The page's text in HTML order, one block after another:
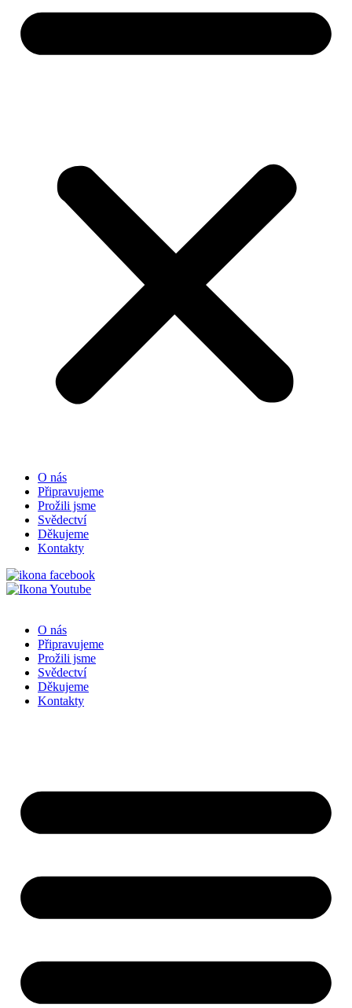
O nás
Připravujeme
Prožili jsme
Svědectví
Děkujeme
Kontakty
O nás
Připravujeme
Prožili jsme
Svědectví
Děkujeme
Kontakty